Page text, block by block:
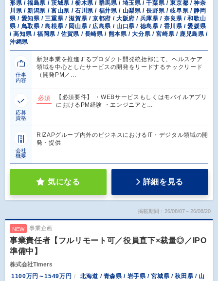
形県 / 福島県 / 茨城県 / 栃木県 / 群馬県 / 埼玉県 / 千葉県 / 東京都 / 神奈
川県 / 新潟県 / 富山県 / 石川県 / 福井県 / 山梨県 / 長野県 / 岐阜県 / 静岡
県 / 愛知県 / 三重県 / 滋賀県 / 京都府 / 大阪府 / 兵庫県 / 奈良県 / 和歌山
県 / 鳥取県 / 島根県 / 岡山県 / 広島県 / 山口県 / 徳島県 / 香川県 / 愛媛県
/ 高知県 / 福岡県 / 佐賀県 / 長崎県 / 熊本県 / 大分県 / 宮崎県 / 鹿児島県 /
沖縄県
仕事
内容
新規事業を推進するプロダクト開発統括部にて、ヘルスケア
領域を中心としたサービスの開発をリードするテックリード
（開発PM／…
応募
資格
必須
【必須要件】 ・WEBサービスもしくはモバイルアプリ
におけるPM経験 ・エンジニアと…
会社
概要
RIZAPグループ内外のビジネスにおけるIT・デジタル領域の開
発・提供
気になる 詳細を見る
掲載期間：26/08/07～26/08/20
NEW 事業企画
事業責任者【フルリモート可／役員直下×裁量◎／IPO
準備中】
株式会社Timers
1100万円～1549万円
北海道 / 青森県 / 岩手県 / 宮城県 / 秋田県 / 山